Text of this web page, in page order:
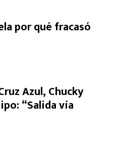
por qué fracasó
Azul, Chucky
“Salida vía